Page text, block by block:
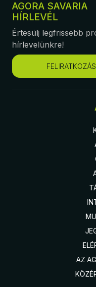
AGORA SAVARIA
HÍRLEVÉL
Értesülj legfrissebb
hírlevelünkre!
FELIRATKOZÁS
AZ